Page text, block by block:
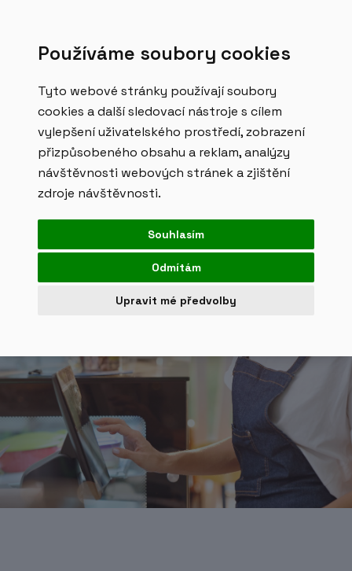
Používáme soubory cookies
Tyto webové stránky používají soubory
cookies a další sledovací nástroje s cílem
vylepšení uživatelského prostředí, zobrazení
přizpůsobeného obsahu a reklam, analýzy
návštěvnosti webových stránek a zjištění
zdroje návštěvnosti.
Souhlasím
Odmítám
Upravit mé předvolby
Digitální řešení
proretail.
Zvyšujeme efektivitu vašich obchodních sítí